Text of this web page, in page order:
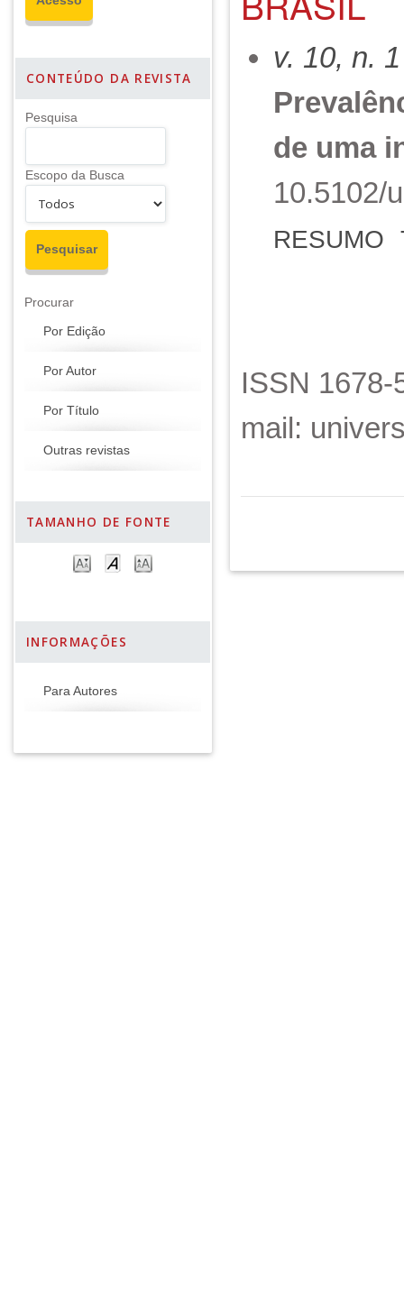
CONTEÚDO DA REVISTA
Pesquisa
Escopo da Busca
Procurar
Por Edição
Por Autor
Por Título
Outras revistas
TAMANHO DE FONTE
INFORMAÇÕES
Para Autores
v. 10, n.
de uma
10.5102/
RESUMO
ISSN
mail: